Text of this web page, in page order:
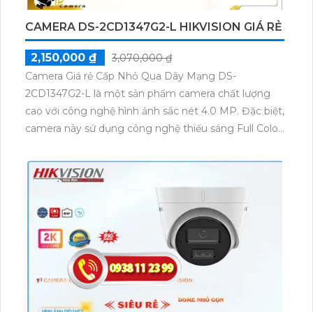
CAMERA DS-2CD1347G2-L HIKVISION GIÁ RẺ
2,150,000 ₫
3,070,000 ₫
Camera Giá rẻ Cấp Nhỏ Qua Dây Mạng DS-
2CD1347G2-L là một sản phẩm camera chất lượng
cao với công nghệ hình ảnh sắc nét 4.0 MP. Đặc biệt,
camera này sử dụng công nghệ thiếu sáng Full Color
ngày trong điều kiện ánh sáng yếu. Sản phẩm này rất
phù hợp cho các dự án dân dụng IP POE, đảm bảo
độ phân giải cao và hiệu suất hoạt động ổn định.
Camera DS-2CD1347G2-L được trang bị hồng ngoại
SMD, giúp quan sát ban đêm rõ ràng và xa hơn. Với
vỏ Dome Kim loại chắc chắn, sản phẩm này có ưu
điểm về độ bền và sự chịu nước tốt. Điều đặc biệt là
camera này còn tích hợp công nghệ AI cho dự án
chuyên dụng, giúp phát hiện chuyển động và nhận